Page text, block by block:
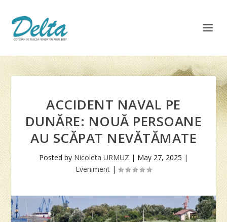
ACCIDENT NAVAL PE
DUNĂRE: NOUĂ PERSOANE
AU SCĂPAT NEVĂTĂMATE
Posted by Nicoleta URMUZ | May 27, 2025 |
Eveniment |